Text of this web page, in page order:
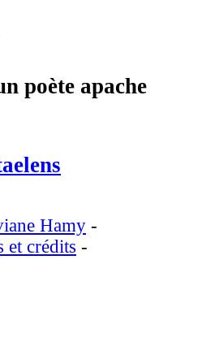
poète apache
Hamy -
et crédits -